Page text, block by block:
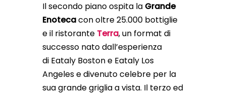
Il secondo piano ospita la Grande
Enotecacon oltre 25.000 bottiglie
e il ristorante Terra, un format di
successo nato dall’esperienza
di Eataly Boston e Eataly Los
Angeles e divenuto celebre per la
sua grande griglia a vista. Il terzo ed